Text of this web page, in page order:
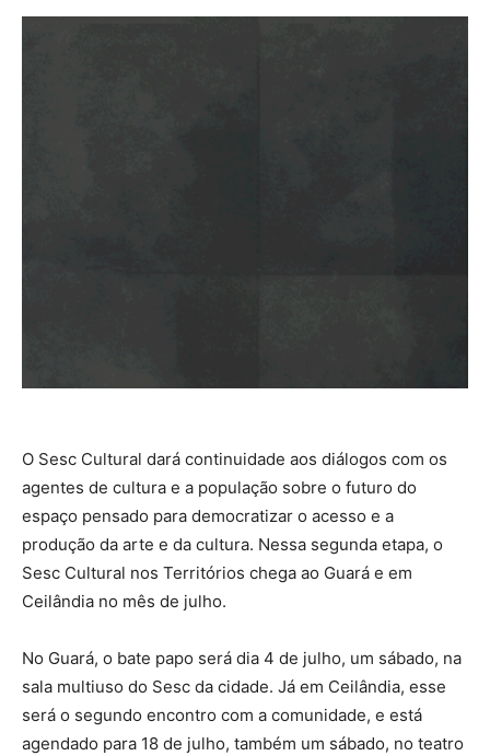
O Sesc Cultural dará continuidade aos diálogos com os
agentes de cultura e a população sobre o futuro do
espaço pensado para democratizar o acesso e a
produção da arte e da cultura. Nessa segunda etapa, o
Sesc Cultural nos Territórios chega ao Guará e em
Ceilândia no mês de julho.
No Guará, o bate papo será dia 4 de julho, um sábado, na
sala multiuso do Sesc da cidade. Já em Ceilândia, esse
será o segundo encontro com a comunidade, e está
agendado para 18 de julho, também um sábado, no teatro